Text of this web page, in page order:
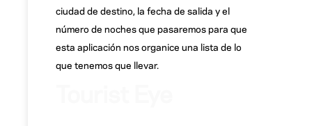
ciudad de destino, la fecha de salida y el
número de noches que pasaremos para que
esta aplicación nos organice una lista de lo
que tenemos que llevar.